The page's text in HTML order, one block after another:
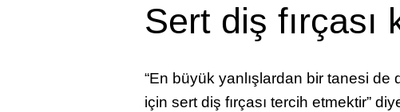
Sert diş fırçası
“En büyük yanlışlardan bir tanesi de
için sert diş fırçası tercih etmektir”